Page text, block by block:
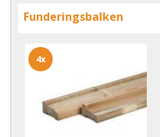
Funderingsbalken
4x